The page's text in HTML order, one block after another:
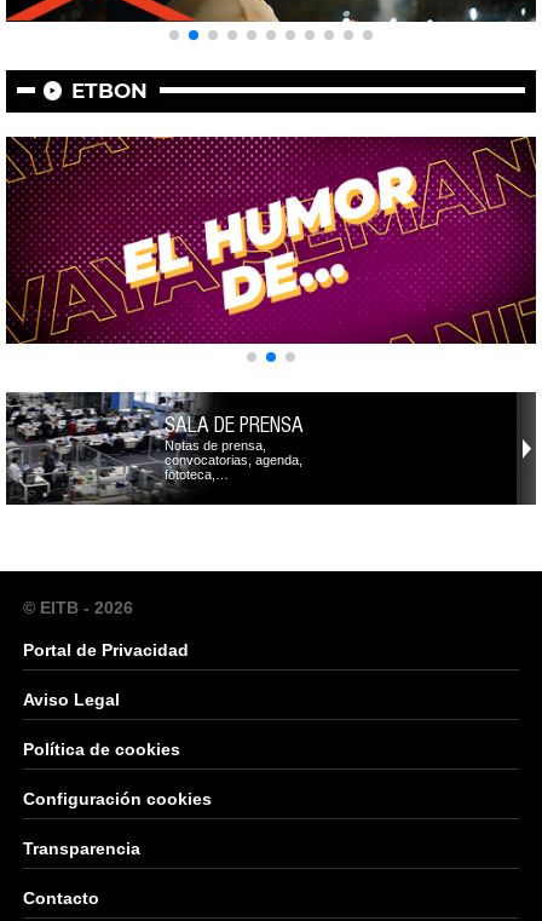
ETBON
SALA DE PRENSA
Notas de prensa,
convocatorias, agenda,
fototeca,…
© EITB - 2026
Portal de Privacidad
Aviso Legal
Política de cookies
Configuración cookies
Transparencia
Contacto